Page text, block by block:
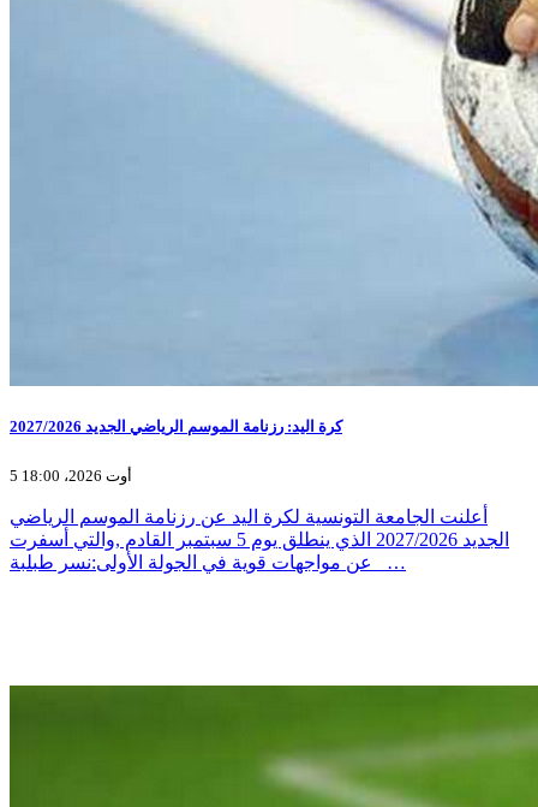
كرة اليد: رزنامة الموسم الرياضي الجديد 2027/2026
5 أوت 2026، 18:00
أعلنت الجامعة التونسية لكرة اليد عن رزنامة الموسم الرياضي
الجديد 2027/2026 الذي ينطلق يوم 5 سبتمبر القادم ,والتي أسفرت
عن مواجهات قوية في الجولة الأولى:نسر طبلبة _…